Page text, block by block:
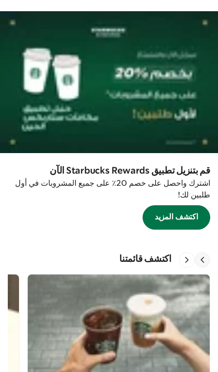
قم بتنزيل تطبيق Starbucks Rewards الآن
اشترك واحصل على خصم 20٪ على جميع المشروبات في أول
طلبين لك!
اكتشف المزيد
اكتشف قائمتنا